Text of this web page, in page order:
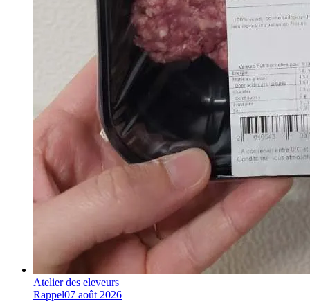
Atelier des eleveurs
Rappel07 août 2026